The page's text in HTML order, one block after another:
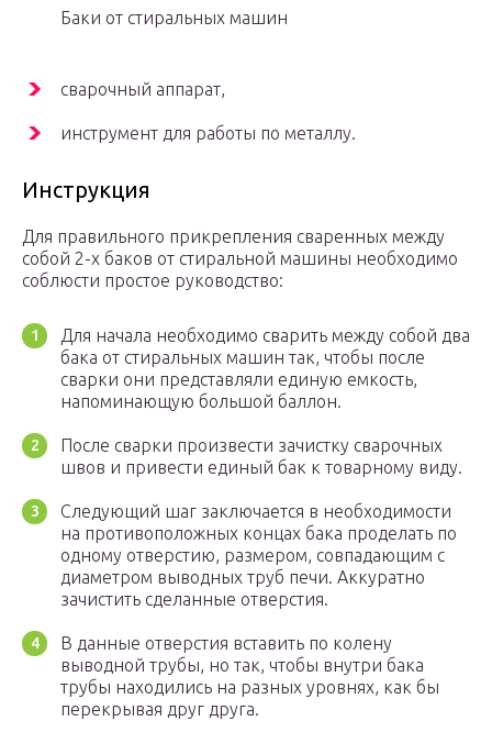
Баки от стиральных машин
сварочный аппарат,
инструмент для работы по металлу.
Инструкция
Для правильного прикрепления сваренных между
собой 2-х баков от стиральной машины необходимо
соблюсти простое руководство:
Для начала необходимо сварить между собой два
бака от стиральных машин так, чтобы после
сварки они представляли единую емкость,
напоминающую большой баллон.
После сварки произвести зачистку сварочных
швов и привести единый бак к товарному виду.
Следующий шаг заключается в необходимости
на противоположных концах бака проделать по
одному отверстию, размером, совпадающим с
диаметром выводных труб печи. Аккуратно
зачистить сделанные отверстия.
В данные отверстия вставить по колену
выводной трубы, но так, чтобы внутри бака
трубы находились на разных уровнях, как бы
перекрывая друг друга.